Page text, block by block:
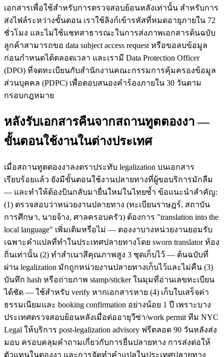
เอกสารเพื่อใช้สำหรับการตรวจสอบย้อนหลังเท่านั้น สำหรับการ
ส่งไฟล์ระหว่างขั้นตอน เราใช้ลิงก์เข้ารหัสที่หมดอายุภายใน 72
ชั่วโมง และไม่ใช้แชทสาธารณะในการส่งภาพเอกสารต้นฉบับ
ลูกค้าสามารถขอ data subject access request หรือขอลบข้อมูล
ก่อนกำหนดได้ตลอดเวลา และเรามี Data Protection Officer
(DPO) ที่จดทะเบียนกับสำนักงานคณะกรรมการคุ้มครองข้อมูล
ส่วนบุคคล (PDPC) เพื่อตอบสนองคำร้องภายใน 30 วันตาม
กรอบกฎหมาย
หลังรับเอกสารคืนจากสถานทูตตองงา —
ขั้นตอนใช้งานในต่างประเทศ
เมื่อสถานทูตตองงาลงตราประทับ legalization บนเอกสาร
เรียบร้อยแล้ว ยังมีขั้นตอนใช้งานปลายทางที่ผู้ขอบริการมักลืม
— และทำให้ต้องบินกลับมายื่นใหม่ในไทยซ้ำ ข้อแนะนำสำคัญ:
(1) ตรวจสอบว่าหน่วยงานปลายทาง (ทะเบียนราษฎร์, สถาบัน
การศึกษา, นายจ้าง, ศาลครอบครัว) ต้องการ "translation into the
local language" เพิ่มเติมหรือไม่ — ตองงาบางหน่วยงานยอมรับ
เฉพาะคำแปลที่ทำในประเทศปลายทางโดย sworn translator ท้อง
ถิ่นเท่านั้น (2) ทำสำเนาสีคุณภาพสูง 3 ชุดเก็บไว้ — ต้นฉบับที่
ผ่าน legalization มักถูกหน่วยงานปลายทางเก็บไว้และไม่คืน (3)
บันทึก hash หรือถ่ายภาพ stamp/sticker ในมุมที่อ่านเลขทะเบียน
ได้ชัด — ใช้สำหรับ verify หากเอกสารหาย (4) เก็บใบเสร็จค่า
ธรรมเนียมและ booking confirmation อย่างน้อย 1 ปี เพราะบาง
ประเทศตรวจสอบย้อนหลังเมื่อต่ออายุวีซ่า/work permit ทีม NYC
Legal ให้บริการ post-legalization advisory ฟรีตลอด 90 วันหลังส่ง
มอบ ครอบคลุมคำถามเกี่ยวกับการยื่นปลายทาง การส่งต่อให้
ตัวแทนในตองงา และการจัดทำคำแปลในประเทศปลายทาง